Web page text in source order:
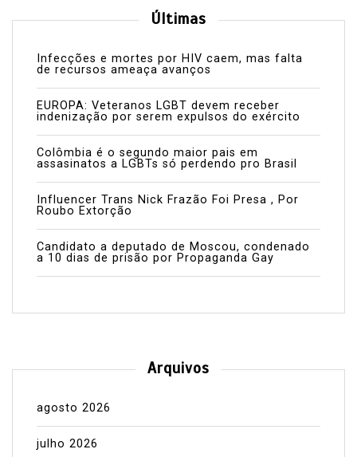
Últimas
Infecções e mortes por HIV caem, mas falta
de recursos ameaça avanços
EUROPA: Veteranos LGBT devem receber
indenização por serem expulsos do exército
Colômbia é o segundo maior pais em
assasinatos a LGBTs só perdendo pro Brasil
Influencer Trans Nick Frazão Foi Presa , Por
Roubo Extorção
Candidato a deputado de Moscou, condenado
a 10 dias de prisão por Propaganda Gay
Arquivos
agosto 2026
julho 2026